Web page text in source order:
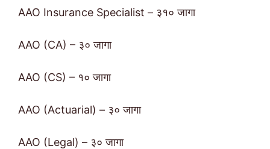
AAO Insurance Specialist – ३१० जागा
AAO (CA) – ३० जागा
AAO (CS) – १० जागा
AAO (Actuarial) – ३० जागा
AAO (Legal) – ३० जागा